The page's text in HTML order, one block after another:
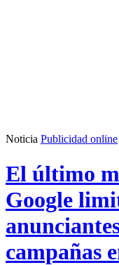
Noticia Publicidad online
El último
Google
campañas